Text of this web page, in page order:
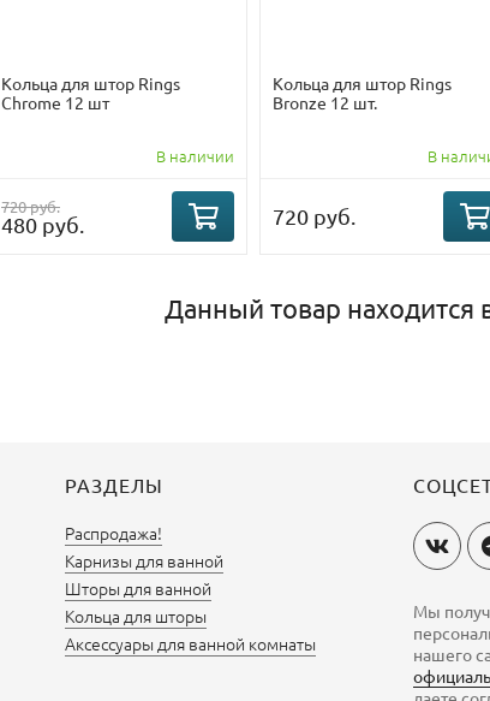
Кольца для штор Rings
Chrome 12 шт
В наличии
720 руб.
480 руб.
Кольца для штор Rings
Bronze 12 шт.
В
720 руб.
Данный товар находится
РАЗДЕЛЫ
Распродажа!
Карнизы для ванной
Шторы для ванной
Кольца для шторы
Аксессуары для ванной комнаты
Мы
нашего